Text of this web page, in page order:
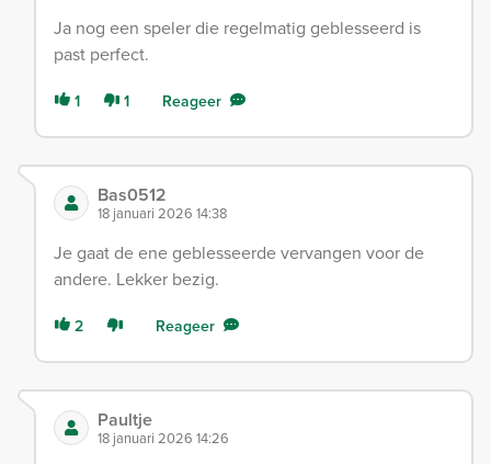
Ja nog een speler die regelmatig geblesseerd is
past perfect.
1 1 Reageer
Bas0512
18 januari 2026 14:38
Je gaat de ene geblesseerde vervangen voor de
andere. Lekker bezig.
2 Reageer
Paultje
18 januari 2026 14:26